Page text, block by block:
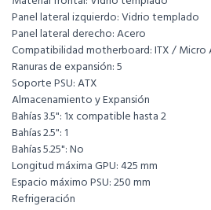
Panel lateral izquierdo: Vidrio templado
Panel lateral derecho: Acero
Compatibilidad motherboard: ITX / Micro
Ranuras de expansión: 5
Soporte PSU: ATX
Almacenamiento y Expansión
Bahías 3.5": 1x compatible hasta 2
Bahías 2.5": 1
Bahías 5.25": No
Longitud máxima GPU: 425 mm
Espacio máximo PSU: 250 mm
Refrigeración